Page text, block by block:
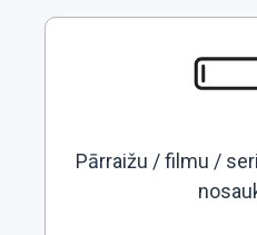
Pārraižu / filmu /